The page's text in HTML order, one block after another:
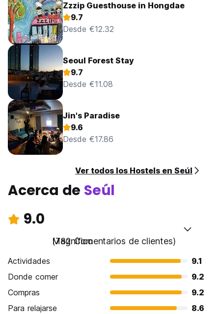
Zzzip Guesthouse in Hongdae
9.7
Desde €12.32
Seoul Forest Stay
9.7
Desde €11.08
Jin's Paradise
9.6
Desde €17.86
Ver todos los Hostels en Seúl
Acerca de Seúl
9.0
Magnífico
(782 Comentarios de clientes)
Actividades
9.1
Donde comer
9.2
Compras
9.2
Para relajarse
8.6